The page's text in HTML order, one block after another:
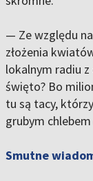
— Ze względu
złożenia
lokalnym radiu
święto? Bo
tu są tacy,
grubym
Smutne